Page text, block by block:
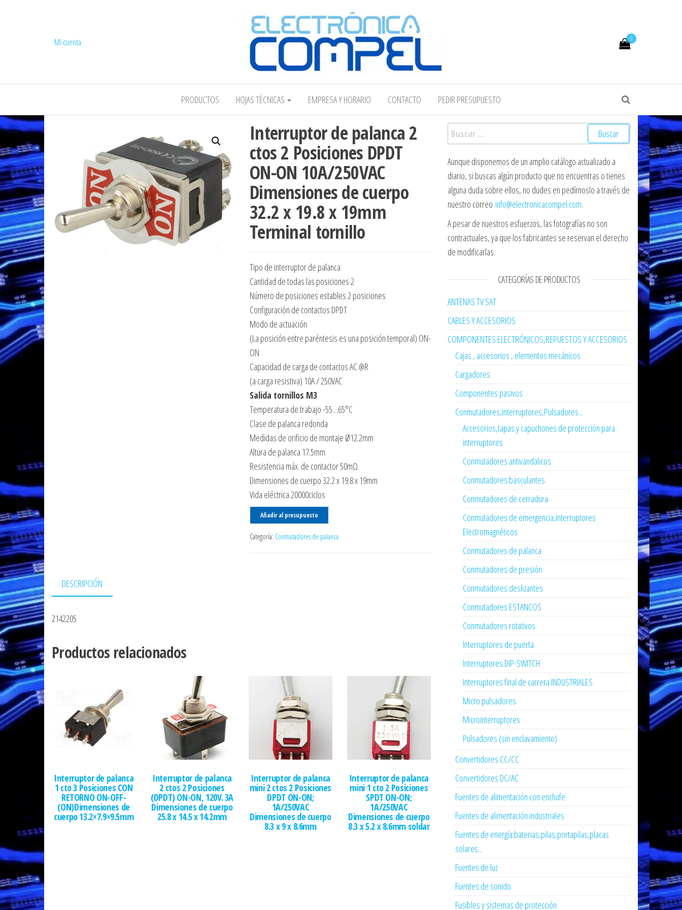
COMPEL Electrónica COMPEL
0
Mi cuenta
PRODUCTOS HOJAS TÉCNICAS EMPRESA Y HORARIO CONTACTO PEDIR PRESUPUESTO
Interruptor de palanca 2
ctos 2 Posiciones DPDT
ON-ON 10A/250VAC
Dimensiones de cuerpo
32.2 x 19.8 x 19mm
Terminal tornillo
Tipo de interruptor de palanca
Cantidad de todas las posiciones 2
Número de posiciones estables 2 posiciones
Configuración de contactos DPDT
Modo de actuación
(La posición entre paréntesis es una posición temporal) ON-
ON
Capacidad de carga de contactos AC @R
(a carga resistiva) 10A / 250VAC
Salida tornillos M3
Temperatura de trabajo -55…65°C
Clase de palanca redonda
Medidas de orificio de montaje Ø12.2mm
Altura de palanca 17.5mm
Resistencia máx. de contactor 50mΩ
Dimensiones de cuerpo 32.2 x 19.8 x 19mm
Vida eléctrica 20000ciclos
Añadir al presupuesto
Categoría: Conmutadores de palanca
DESCRIPCIÓN
2142205
Productos relacionados
Interruptor de palanca
1 cto 3 Posiciones CON
RETORNO ON-OFF-
(ON)Dimensiones de
cuerpo 13.2×7.9×9.5mm
Interruptor de palanca
2 ctos 2 Posiciones
(DPDT) ON-ON, 120V. 3A
Dimensiones de cuerpo
25.8 x 14.5 x 14.2mm
Interruptor de palanca
mini 2 ctos 2 Posiciones
DPDT ON-ON;
1A/250VAC
Dimensiones de cuerpo
8.3 x 9 x 8.6mm
Interruptor de palanca
mini 1 cto 2 Posiciones
SPDT ON-ON;
1A/250VAC
Dimensiones de cuerpo
8.3 x 5.2 x 8.6mm soldar
Buscar:
Aunque disponemos de un amplio catálogo actualizado a
diario, si buscas algún producto que no encuentras o tienes
alguna duda sobre ellos, no dudes en pedírnoslo a través de
nuestro correo info@electronicacompel.com.
A pesar de nuestros esfuerzos, las fotografías no son
contractuales, ya que los fabricantes se reservan el derecho
de modificarlas.
CATEGORÍAS DE PRODUCTOS
ANTENAS TV SAT
CABLES Y ACCESORIOS
COMPONENTES ELECTRÓNICOS,REPUESTOS Y ACCESORIOS
Cajas , accesorios , elementos mecánicos
Cargadores
Componentes pasivos
Conmutadores,Interruptores,Pulsadores...
Accesorios,tapas y capuchones de protección para
interruptores
Conmutadores antivandalicos
Conmutadores basculantes
Conmutadores de cerradura
Conmutadores de emergencia,Interruptores
Electromagnéticos
Conmutadores de palanca
Conmutadores de presión
Conmutadores deslizantes
Conmutadores ESTANCOS
Conmutadores rotativos
Interruptores de puerta
Interruptores DIP-SWITCH
Interruptores final de carrera INDUSTRIALES
Micro pulsadores
Microinterruptores
Pulsadores (sin enclavamiento)
Convertidores CC/CC
Convertidores DC/AC
Fuentes de alimentación con enchufe
Fuentes de alimentación industriales
Fuentes de energía:baterias,pilas,portapilas,placas
solares...
Fuentes de luz
Fuentes de sonido
Fusibles y sistemas de protección